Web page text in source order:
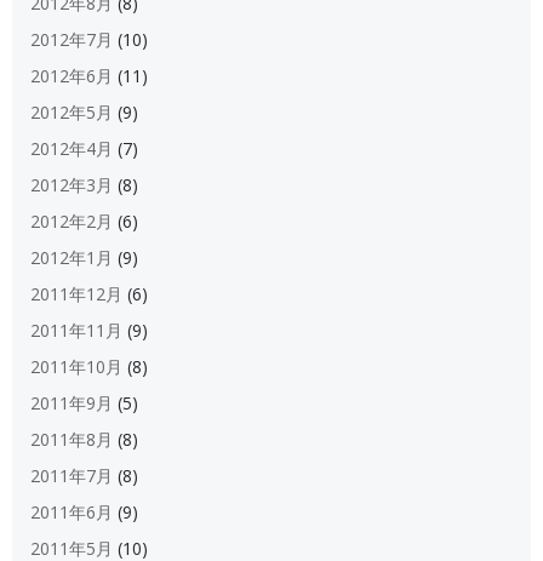
2012年7月 (10)
2012年6月 (11)
2012年5月 (9)
2012年4月 (7)
2012年3月 (8)
2012年2月 (6)
2012年1月 (9)
2011年12月 (6)
2011年11月 (9)
2011年10月 (8)
2011年9月 (5)
2011年8月 (8)
2011年7月 (8)
2011年6月 (9)
2011年5月 (10)